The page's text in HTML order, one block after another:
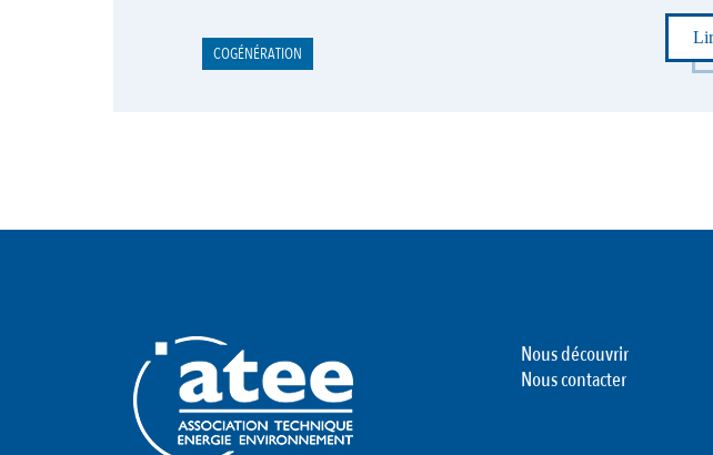
COGÉNÉRATION
Nous découvrir
Nous contacter